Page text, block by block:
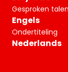
Gesproken talen
Engels
Ondertiteling
Nederlands